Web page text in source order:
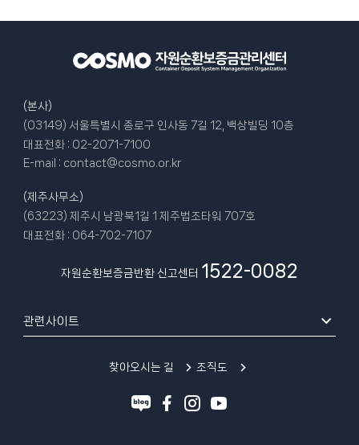
(본사)
(03149) 서울특별시 종로구 인사동 7길 12, 백상빌딩 10층
대표전화 : 02-2071-7100
E-mail : contact@cosmo.or.kr
(제주사무소)
(63223) 제주시 남광북1길 1 제주법조타워 707호
대표전화 : 064-702-7107
자원순환보증금반환 신고센터 1522-0082
관련사이트
찾아오시는 길 조직도
블
페
인
유